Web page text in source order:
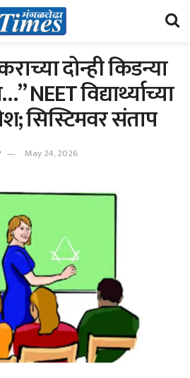
दोन्ही किडन्या
NEET विद्यार्थ्याच्या
सिस्टिमवर संताप
May 24, 2026